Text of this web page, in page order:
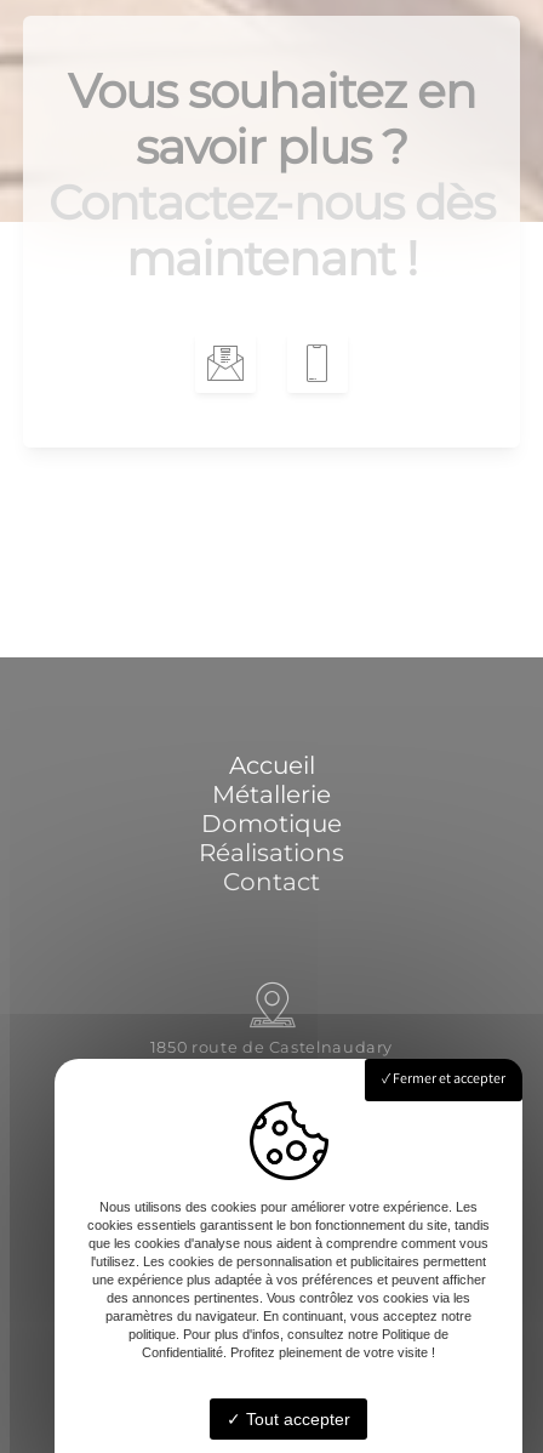
Vous souhaitez en
savoir plus ?
Contactez-nous dès
maintenant !
Accueil
Métallerie
Domotique
Réalisations
Contact
1850 route de Castelnaudary
contact@amd-31.fr
06 13 65 44 06
Fermer et accepter
Nous utilisons des cookies pour améliorer votre expérience. Les
cookies essentiels garantissent le bon fonctionnement du site, tandis
que les cookies d'analyse nous aident à comprendre comment vous
l'utilisez. Les cookies de personnalisation et publicitaires permettent
une expérience plus adaptée à vos préférences et peuvent afficher
des annonces pertinentes. Vous contrôlez vos cookies via les
paramètres du navigateur. En continuant, vous acceptez notre
politique. Pour plus d'infos, consultez notre Politique de
Confidentialité. Profitez pleinement de votre visite !
Tout accepter